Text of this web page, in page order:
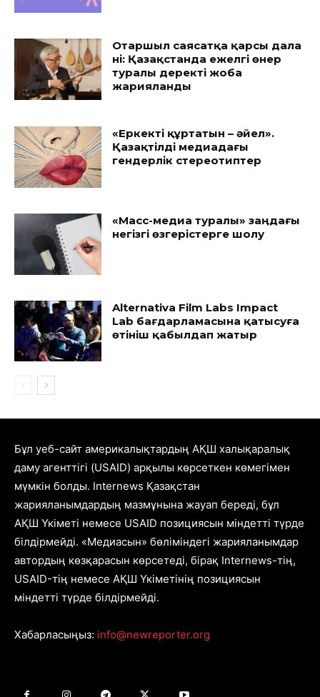
Отаршыл саясатқа қарсы дала
үні: Қазақстанда ежелгі өнер
туралы деректі жоба
жарияланды
«Еркекті құртатын – әйел».
Қазақтілді медиадағы
гендерлік стереотиптер
«Масс-медиа туралы» заңдағы
негізгі өзгерістерге шолу
Alternativa Film Labs Impact
Lab бағдарламасына қатысуға
өтініш қабылдап жатыр
Бұл уеб-сайт америкалықтардың АҚШ халықаралық
даму агенттігі (USAID) арқылы көрсеткен көмегімен
мүмкін болды. Internews Қазақстан
жарияланымдардың мазмұнына жауап береді, бұл
АҚШ Үкіметі немесе USAID позициясын міндетті түрде
білдірмейді. «Медиасын» бөліміндегі жарияланымдар
автордың көзқарасын көрсетеді, бірақ Internews-тің,
USAID-тің немесе АҚШ Үкіметінің позициясын
міндетті түрде білдірмейді.
Хабарласыңыз: info@newreporter.org